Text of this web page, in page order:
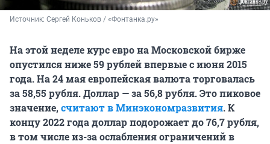
Источник: Сергей Коньков / «Фонтанка.ру»
На этой неделе курс евро на Московской бирже
опустился ниже 59 рублей впервые с июня 2015
года. На 24 мая европейская валюта торговалась
за 58,55 рубля. Доллар — за 56,8 рубля. Это пиковое
значение,считают в Минэкономразвития. К
концу 2022 года доллар подорожает до 76,7 рубля,
в том числе из-за ослабления ограничений в